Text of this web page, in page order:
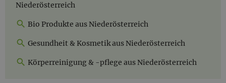
Niederösterreich
Bio Produkte aus Niederösterreich
Gesundheit & Kosmetik aus Niederösterreich
Körperreinigung & -pflege aus Niederösterreich